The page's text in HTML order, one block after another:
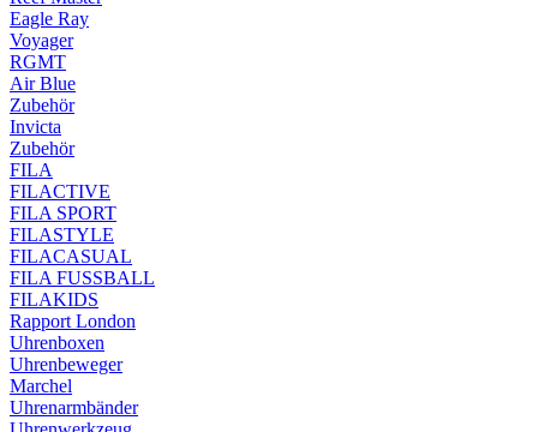
Eagle Ray
Voyager
RGMT
Air Blue
Zubehör
Invicta
Zubehör
FILA
FILACTIVE
FILA SPORT
FILASTYLE
FILACASUAL
FILA FUSSBALL
FILAKIDS
Rapport London
Uhrenboxen
Uhrenbeweger
Marchel
Uhrenarmbänder